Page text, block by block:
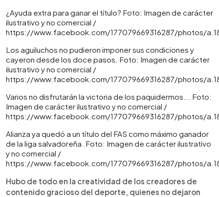
¿Ayuda extra para ganar el título? Foto: Imagen de carácter
ilustrativo y no comercial /
https://www.facebook.com/177079669316287/photos/
Los aguiluchos no pudieron imponer sus condiciones y
cayeron desde los doce pasos. Foto: Imagen de carácter
ilustrativo y no comercial /
https://www.facebook.com/177079669316287/photos/
Varios no disfrutarán la victoria de los paquidermos... Foto:
Imagen de carácter ilustrativo y no comercial /
https://www.facebook.com/177079669316287/photos/
Alianza ya quedó a un título del FAS como máximo ganador
de la liga salvadoreña. Foto: Imagen de carácter ilustrativo
y no comercial /
https://www.facebook.com/177079669316287/photos/
Hubo de todo en la creatividad de los creadores de
contenido gracioso del deporte, quienes no dejaron